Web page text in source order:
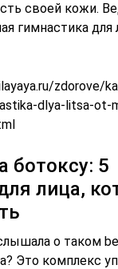
своей кожи.
гимнастика для
zdorove/
dlya-litsa-ot-
ботоксу: 5
лица,
о таком
Это комплекс